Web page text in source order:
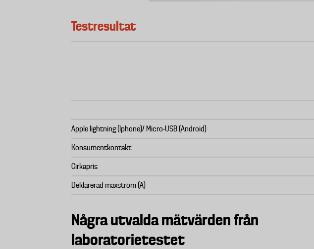
Testresultat
Apple lightning (Iphone)/ Micro-USB (Android)
Konsumentkontakt
Cirkapris
Deklarerad maxström (A)
Några utvalda mätvärden från
laboratorietestet